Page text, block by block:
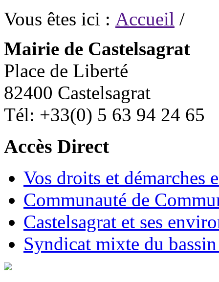
Vous êtes ici : Accueil /
Mairie de Castelsagrat
Place de Liberté
82400 Castelsagrat
Tél: +33(0) 5 63 94 24 65
Accès Direct
Vos droits et démarches
Communauté de
Castelsagrat et ses
Syndicat mixte du